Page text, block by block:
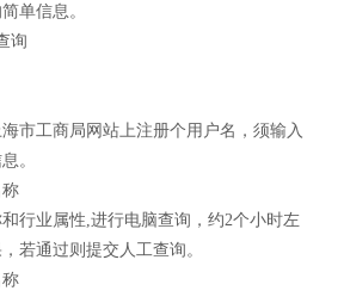
单信息。
询
工商局网站上注册个用户名，须输入
。
业属性,进行电脑查询，约2个小时左
若通过则提交人工查询。